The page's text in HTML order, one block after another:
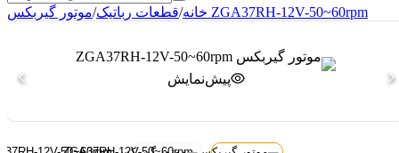
خانه/قطعات رباتیک/ موتور گیربکس ZGA37RH-12V-50~60rpm
پیش‌نمایش